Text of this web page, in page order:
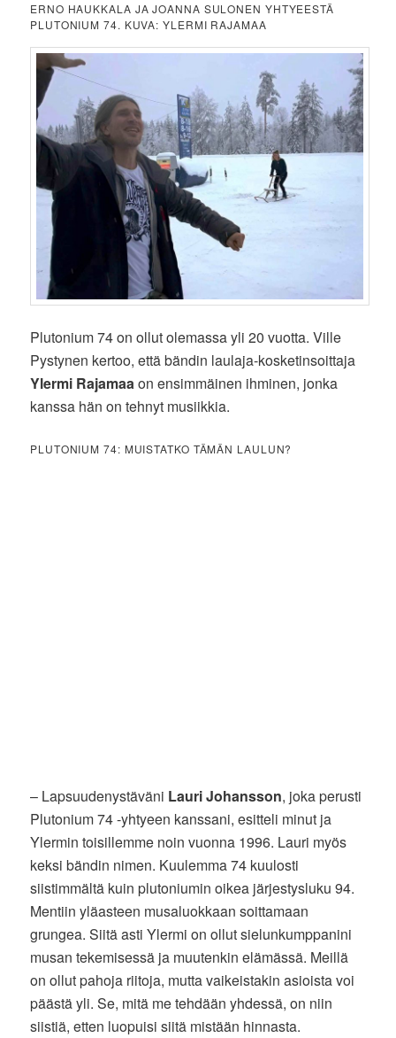
ERNO HAUKKALA JA JOANNA SULONEN YHTYEESTÄ
PLUTONIUM 74. KUVA: YLERMI RAJAMAA
Plutonium 74 on ollut olemassa yli 20 vuotta. Ville
Pystynen kertoo, että bändin laulaja-kosketinsoittaja
Ylermi Rajamaaon ensimmäinen ihminen, jonka
kanssa hän on tehnyt musiikkia.
PLUTONIUM 74: MUISTATKO TÄMÄN LAULUN?
– Lapsuudenystäväni Lauri Johansson, joka perusti
Plutonium 74 -yhtyeen kanssani, esitteli minut ja
Ylermin toisillemme noin vuonna 1996. Lauri myös
keksi bändin nimen. Kuulemma 74 kuulosti
siistimmältä kuin plutoniumin oikea järjestysluku 94.
Mentiin yläasteen musaluokkaan soittamaan
grungea. Siitä asti Ylermi on ollut sielunkumppanini
musan tekemisessä ja muutenkin elämässä. Meillä
on ollut pahoja riitoja, mutta vaikeistakin asioista voi
päästä yli. Se, mitä me tehdään yhdessä, on niin
siistiä, etten luopuisi siitä mistään hinnasta.